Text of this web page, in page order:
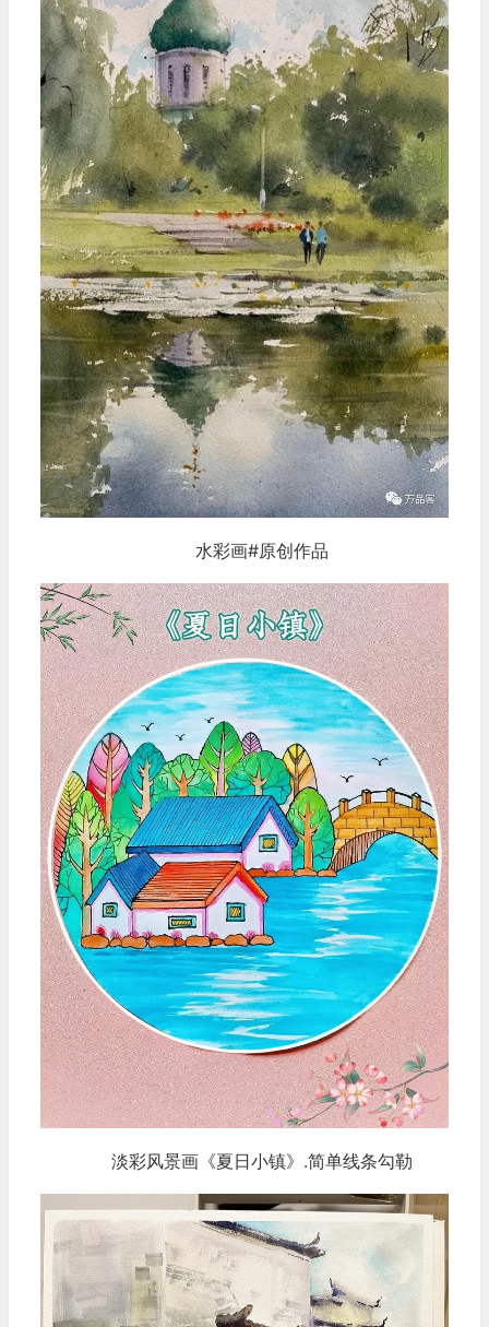
水彩画#原创作品
淡彩风景画《夏日小镇》.简单线条勾勒